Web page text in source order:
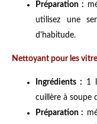
Préparation :
utilisez une
d'habitude.
Nettoyant pour les
Ingrédients : 1
cuillère à soupe
Préparation :